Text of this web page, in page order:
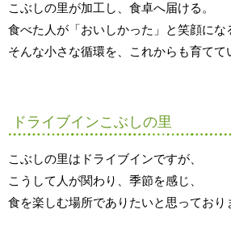
こぶしの里が加工し、食卓へ届ける。
食べた人が「おいしかった」と笑顔にな
そんな小さな循環を、これからも育てて
ドライブインこぶしの里
こぶしの里はドライブインですが、
こうして人が関わり、季節を感じ、
食を楽しむ場所でありたいと思っており